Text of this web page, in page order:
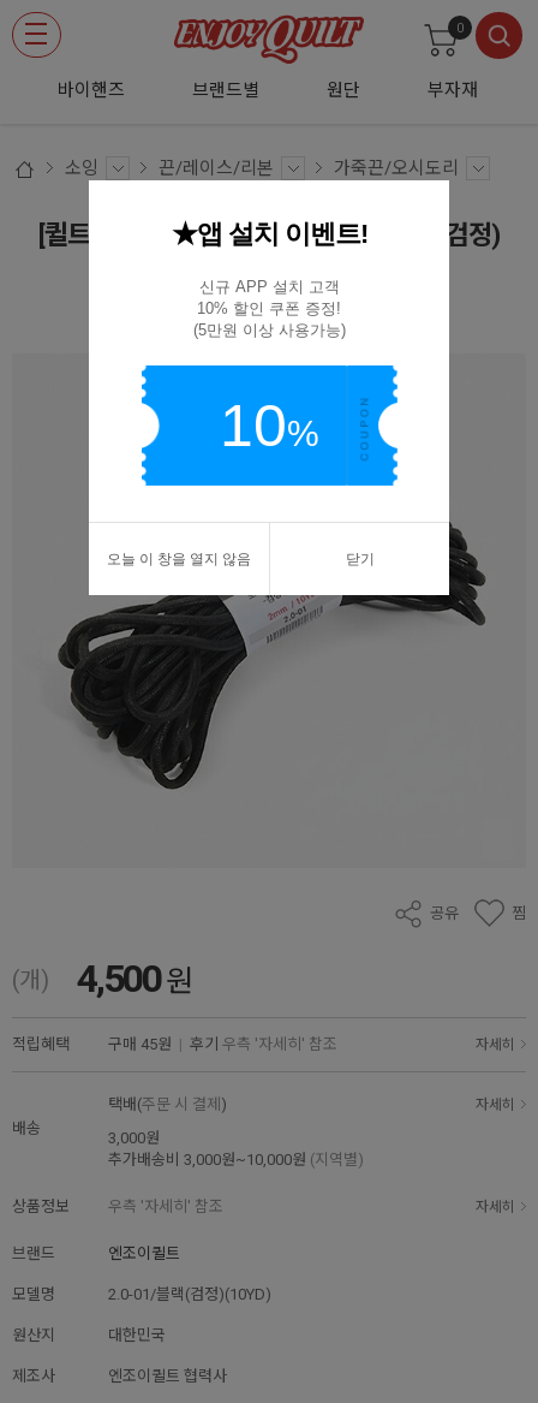
바이핸즈 브랜드별 원단 부자재
0
소잉 끈/레이스/리본 가죽끈/오시도리
[퀼트부자재] 오시도리 면끈 2mm - 블랙(검정)
2.0-01/블랙(검정)(10YD)
공유 찜
(개) 4,500원
적립혜택 구매 45원 | 후기 우측 '자세히' 참조 자세히
배송
택배(주문 시 결제 ) 자세히
3,000원
추가배송비 3,000원~10,000원 (지역별)
상품정보 우측 '자세히' 참조 자세히
브랜드 엔조이퀼트
모델명 2.0-01/블랙(검정)(10YD)
원산지 대한민국
제조사 엔조이퀼트 협력사
★앱 설치 이벤트!
신규 APP 설치 고객
10% 할인 쿠폰 증정!
(5만원 이상 사용가능)
10%
오늘 이 창을 열지 않음 닫기